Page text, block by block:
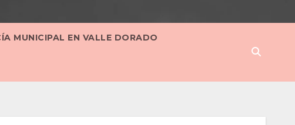
MUNICIPAL EN VALLE DORADO